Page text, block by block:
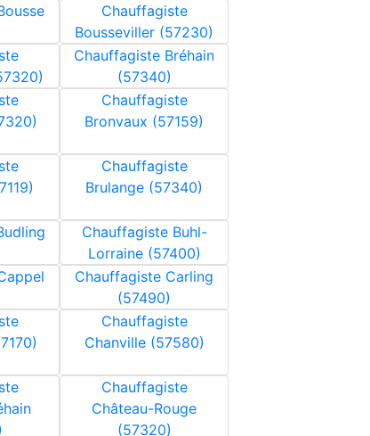
Chauffagiste
Bousseviller (57230)
Chauffagiste Bréhain
(57340)
Chauffagiste
Bronvaux (57159)
Chauffagiste
Brulange (57340)
Chauffagiste Buhl-
Lorraine (57400)
Chauffagiste Carling
(57490)
Chauffagiste
Chanville (57580)
Chauffagiste
Château-Rouge
(57320)